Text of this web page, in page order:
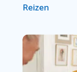
Reizen